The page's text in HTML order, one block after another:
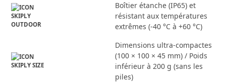
Boîtier étanche (IP65) et
résistant aux températures
extrêmes (-40 °C à +60 °C)
Dimensions ultra-compactes
(100 × 100 × 45 mm) / Poids
inférieur à 200 g (sans les
piles)